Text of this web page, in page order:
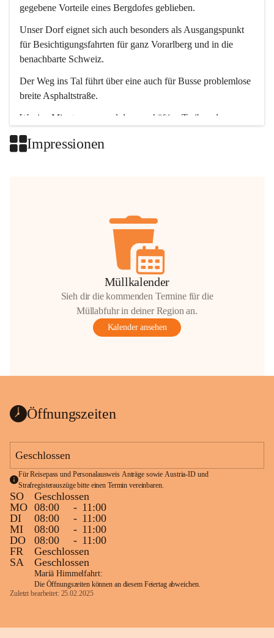
gegebene Vorteile eines Bergdofes geblieben.
Unser Dorf eignet sich auch besonders als Ausgangspunkt
für Besichtigungsfahrten für ganz Vorarlberg und in die
benachbarte Schweiz.
Der Weg ins Tal führt über eine auch für Busse problemlose
breite Asphaltstraße.
Wenige Minuten nur, und das geschäftige Treiben der
Impressionen
Müllkalender
Sieh dir die kommenden Termine für die
Müllabfuhr in deiner Region an.
Kalender ansehen
Öffnungszeiten
Geschlossen
Für Reisepass und Personalausweis Anträge sowie Austria-ID und
Strafregisterauszüge bitte einen Termin vereinbaren.
SO
Geschlossen
MO 08:00 - 11:00
DI
08:00 - 11:00
MI
08:00 - 11:00
DO
08:00 - 11:00
FR
Geschlossen
SA
Geschlossen
Mariä Himmelfahrt:
Die Öffnungszeiten können an diesem Feiertag abweichen.
Zuletzt bearbeitet: 25.02.2025